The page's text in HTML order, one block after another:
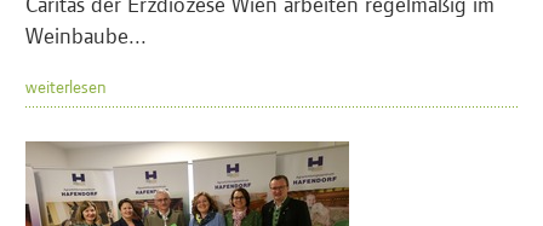
Weinbaube...
weiterlesen